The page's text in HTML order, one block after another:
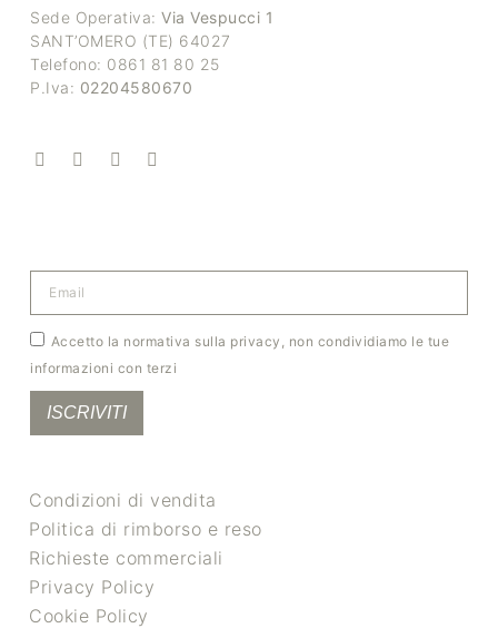
Sede Operativa: Via Vespucci 1
SANT’OMERO (TE) 64027
Telefono: 0861 81 80 25
P.Iva: 02204580670
Accetto la normativa sulla privacy, non condividiamo le tue
informazioni con terzi
ISCRIVITI
Condizioni di vendita
Politica di rimborso e reso
Richieste commerciali
Privacy Policy
Cookie Policy